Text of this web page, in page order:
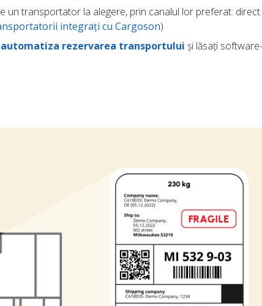
un transportator la alegere, prin canalul lor preferat:
integrați cu Cargoson)
automatiza rezervarea transportului și lăsați